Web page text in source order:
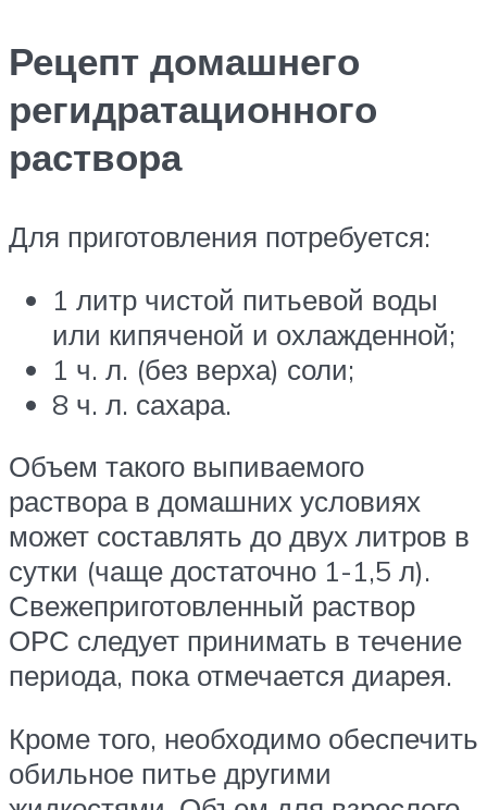
Рецепт домашнего
регидратационного
раствора
Для приготовления потребуется:
1 литр чистой питьевой воды
или кипяченой и охлажденной;
1 ч. л. (без верха) соли;
8 ч. л. сахара.
Объем такого выпиваемого
раствора в домашних условиях
может составлять до двух литров в
сутки (чаще достаточно 1-1,5 л).
Свежеприготовленный раствор
ОРС следует принимать в течение
периода, пока отмечается диарея.
Кроме того, необходимо обеспечить
обильное питье другими